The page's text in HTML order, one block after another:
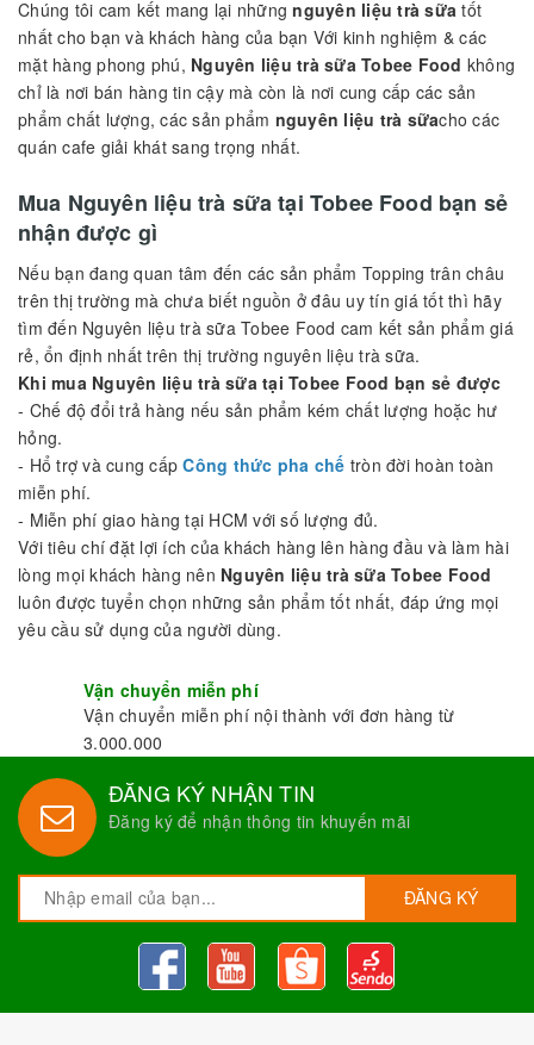
Siro,Mứt sinh tố,Thực phẩm đóng hộpđa dạng các
nguyên liệu trà sữachuẩn, giá tốt đến tay người tiêu dùng.
Chúng tôi cung cấp nguyên liệu trà sữa giá tốt nhất
Bạn không cần đến nhiều địa điểm cửa hàng để mua đầy đủ
hàng của bạn. Bạn sẽ tìm thấy tất cả những gì bạn cần tại
chúng tôi. Từ những dòng trà ngon nhất Việt Nam, Những loại
trân châu thơm ngon, các dòng bột pha trà sữa tự nhiên, các
loại siro từ nhưng thương hiệu lớn đều có mặt tại Công ty
chúng tôi, Cam kết đam bảo hàng luôn đủ trong kho hàng để
cung cấp đến tay bạn.
Chúng tôi cam kết mang lại nhữngnguyên liệu trà sữa
nhất cho bạn và khách hàng của bạn Với kinh nghiệm & các
mặt hàng phong phú, Nguyên liệu trà sữa Tobee Foodkhông
chỉ là nơi bán hàng tin cậy mà còn là nơi cung cấp các sản
phẩm chất lượng, các sản phẩm nguyên liệu trà sữacho các
quán cafe giải khát sang trọng nhất.
Mua Nguyên liệu trà sữa tại Tobee Food bạn sẻ
nhận được gì
Nếu bạn đang quan tâm đến các sản phẩm Topping trân châu
tìm đến Nguyên liệu trà sữa Tobee Food cam kết sản phẩm giá
rẻ, ổn định nhất trên thị trường nguyên liệu trà sữa.
Khi mua Nguyên liệu trà sữa tại Tobee Food bạn sẻ được
- Chế độ đổi trả hàng nếu sản phẩm kém chất lượng hoặc hư
hỏng.
- Hổ trợ và cung cấpCông thức pha chếtròn đời hoàn toàn
miễn phí.
Với tiêu chí đặt lợi ích của khách hàng lên hàng đầu và làm hài
lòng mọi khách hàng nênNguyên liệu trà sữa Tobee Food
luôn được tuyển chọn những sản phẩm tốt nhất, đáp ứng mọi
yêu cầu sử dụng của người dùng.